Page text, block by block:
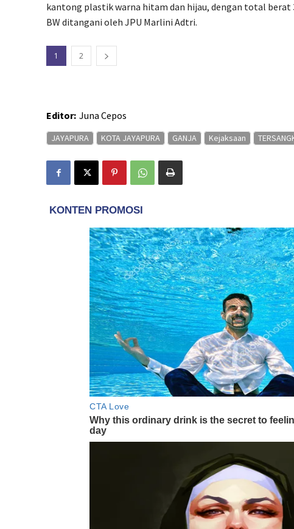
kantong plastik warna hitam dan hijau, dengan total berat
BW ditangani oleh JPU Marlini Adtri.
1 2
Editor: Juna Cepos
JAYAPURA KOTA JAYAPURA GANJA Kejaksaan